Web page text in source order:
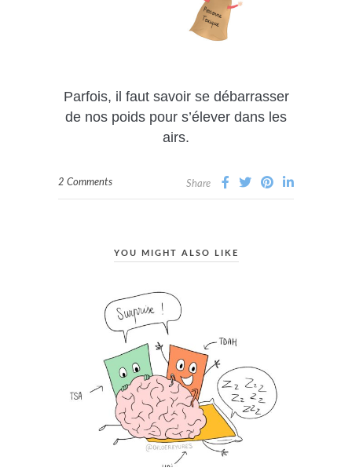
Parfois, il faut savoir se débarrasser
de nos poids pour s’élever dans les
airs.
2 Comments Share
YOU MIGHT ALSO LIKE